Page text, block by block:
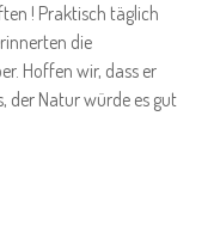
! Praktisch täglich
die
Hoffen wir, dass er
der Natur würde es gut